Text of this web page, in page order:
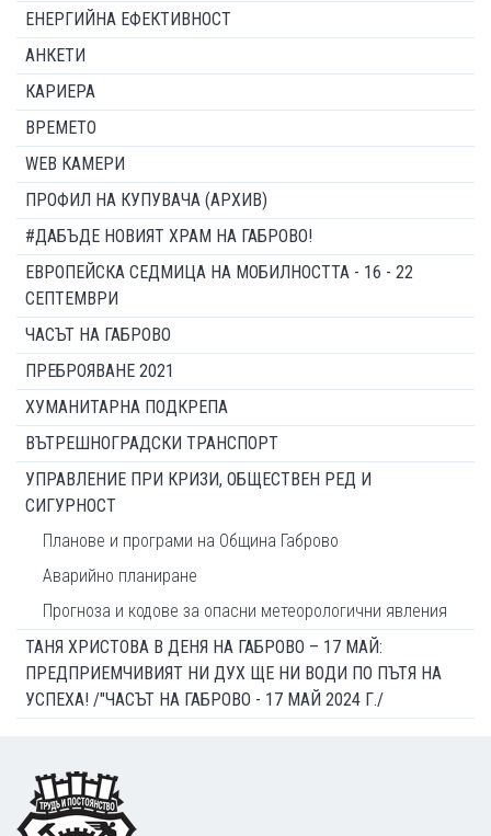
ЕНЕРГИЙНА ЕФЕКТИВНОСТ
АНКЕТИ
КАРИЕРА
ВРЕМЕТО
WEB КАМЕРИ
ПРОФИЛ НА КУПУВАЧА (АРХИВ)
#ДАБЪДЕ НОВИЯТ ХРАМ НА ГАБРОВО!
ЕВРОПЕЙСКА СЕДМИЦА НА МОБИЛНОСТТА - 16 - 22
СЕПТЕМВРИ
ЧАСЪТ НА ГАБРОВО
ПРЕБРОЯВАНЕ 2021
ХУМАНИТАРНА ПОДКРЕПА
ВЪТРЕШНОГРАДСКИ ТРАНСПОРТ
УПРАВЛЕНИЕ ПРИ КРИЗИ, ОБЩЕСТВЕН РЕД И
СИГУРНОСТ
Планове и програми на Община Габрово
Аварийно планиране
Прогноза и кодове за опасни метеорологични явления
ТАНЯ ХРИСТОВА В ДЕНЯ НА ГАБРОВО – 17 МАЙ:
ПРЕДПРИЕМЧИВИЯТ НИ ДУХ ЩЕ НИ ВОДИ ПО ПЪТЯ НА
УСПЕХА! /"ЧАСЪТ НА ГАБРОВО - 17 МАЙ 2024 Г./
Footer